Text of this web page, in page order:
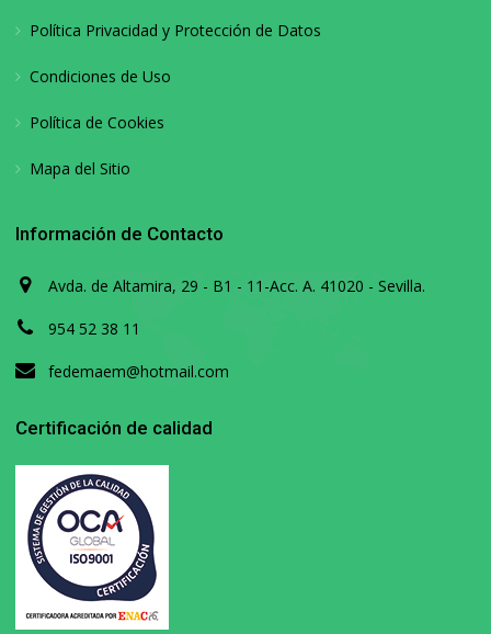
Política Privacidad y Protección de Datos
Condiciones de Uso
Política de Cookies
Mapa del Sitio
Información de Contacto
Avda. de Altamira, 29 - B1 - 11-Acc. A. 41020 - Sevilla.
954 52 38 11
fedemaem@hotmail.com
Certificación de calidad